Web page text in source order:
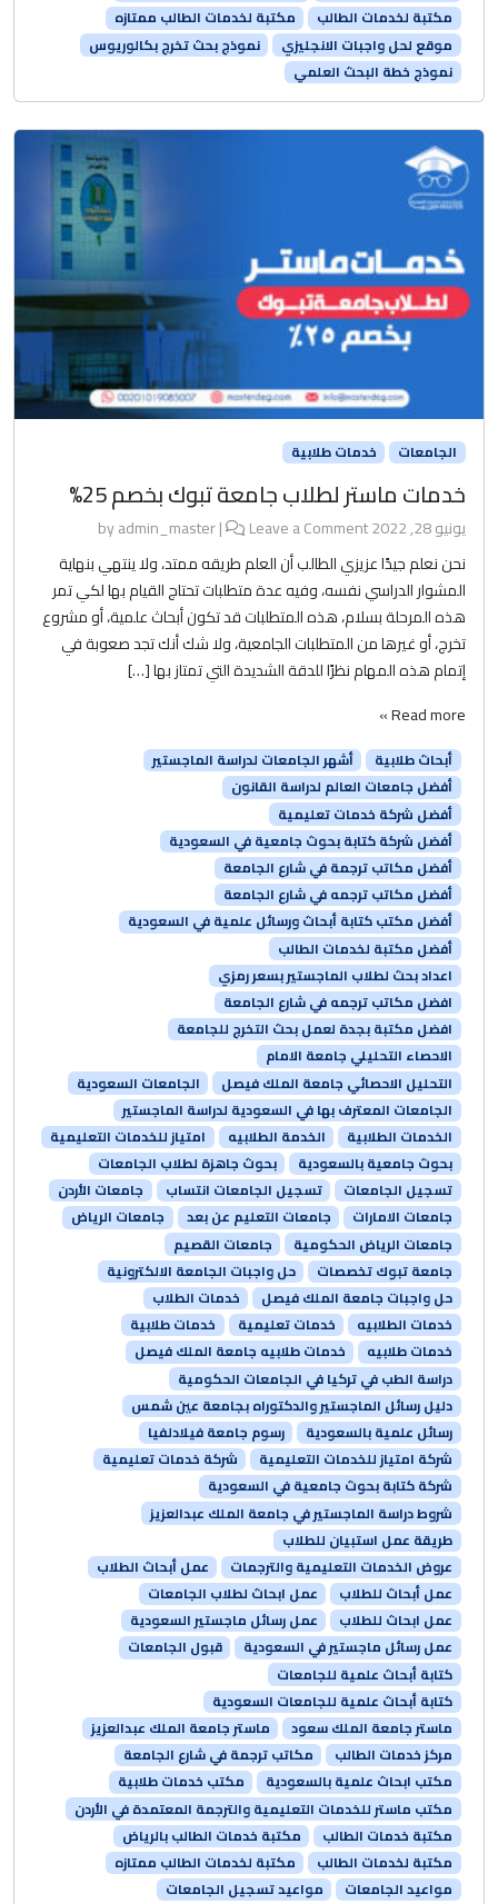
مكتبة لخدمات الطالب
مكتبة لخدمات الطالب ممتازه
موقع لحل واجبات الانجليزي
نموذج بحث تخرج بكالوريوس
نموذج خطة البحث العلمي
الجامعات خدمات طلابية
خدمات ماستر لطلاب جامعة تبوك بخصم 25%
يونيو 28, 2022 admin_master|
Leave a Comment
نحن نعلم جيدًا عزيزي الطالب أن العلم طريقه ممتد، ولا ينتهي بنهاية
المشوار الدراسي نفسه، وفيه عدة متطلبات تحتاج القيام بها لكي تمر
هذه المرحلة بسلام، هذه المتطلبات قد تكون أبحاث علمية، أو مشروع
تخرج، أو غيرها من المتطلبات الجامعية، ولا شك أنك تجد صعوبة في
إتمام هذه المهام نظرًا للدقة الشديدة التي تمتاز بها […]
Read more »
أبحاث طلابية
أشهر الجامعات لدراسة الماجستير
أفضل جامعات العالم لدراسة القانون
أفضل شركة خدمات تعليمية
أفضل شركة كتابة بحوث جامعية في السعودية
أفضل مكاتب ترجمة في شارع الجامعة
أفضل مكاتب ترجمه في شارع الجامعة
أفضل مكتب كتابة أبحاث ورسائل علمية في السعودية
أفضل مكتبة لخدمات الطالب
اعداد بحث لطلاب الماجستير بسعر رمزي
افضل مكاتب ترجمه في شارع الجامعة
افضل مكتبة بجدة لعمل بحث التخرج للجامعة
الاحصاء التحليلي جامعة الامام
التحليل الاحصائي جامعة الملك فيصل
الجامعات السعودية
الجامعات المعترف بها في السعودية لدراسة الماجستير
الخدمات الطلابية
الخدمة الطلابيه
امتياز للخدمات التعليمية
بحوث جامعية بالسعودية
بحوث جاهزة لطلاب الجامعات
تسجيل الجامعات
تسجيل الجامعات انتساب
جامعات الأردن
جامعات الامارات
جامعات التعليم عن بعد
جامعات الرياض
جامعات الرياض الحكومية
جامعات القصيم
جامعة تبوك تخصصات
حل واجبات الجامعة الالكترونية
حل واجبات جامعة الملك فيصل
خدمات الطلاب
خدمات الطلابيه
خدمات تعليمية
خدمات طلابية
خدمات طلابيه
خدمات طلابيه جامعة الملك فيصل
دراسة الطب في تركيا في الجامعات الحكومية
دليل رسائل الماجستير والدكتوراه بجامعة عين شمس
رسائل علمية بالسعودية
رسوم جامعة فيلادلفيا
شركة امتياز للخدمات التعليمية
شركة خدمات تعليمية
شركة كتابة بحوث جامعية في السعودية
شروط دراسة الماجستير في جامعة الملك عبدالعزيز
طريقة عمل استبيان للطلاب
عروض الخدمات التعليمية والترجمات
عمل أبحاث الطلاب
عمل أبحاث للطلاب
عمل ابحاث لطلاب الجامعات
عمل ابحاث للطلاب
عمل رسائل ماجستير السعودية
عمل رسائل ماجستير في السعودية
قبول الجامعات
كتابة أبحاث علمية للجامعات
كتابة أبحاث علمية للجامعات السعودية
ماستر جامعة الملك سعود
ماستر جامعة الملك عبدالعزيز
مركز خدمات الطالب
مكاتب ترجمة في شارع الجامعة
مكتب ابحاث علمية بالسعودية
مكتب خدمات طلابية
مكتب ماستر للخدمات التعليمية والترجمة المعتمدة في الأردن
مكتبة خدمات الطالب
مكتبة خدمات الطالب بالرياض
مكتبة لخدمات الطالب
مكتبة لخدمات الطالب ممتازه
مواعيد الجامعات
مواعيد تسجيل الجامعات